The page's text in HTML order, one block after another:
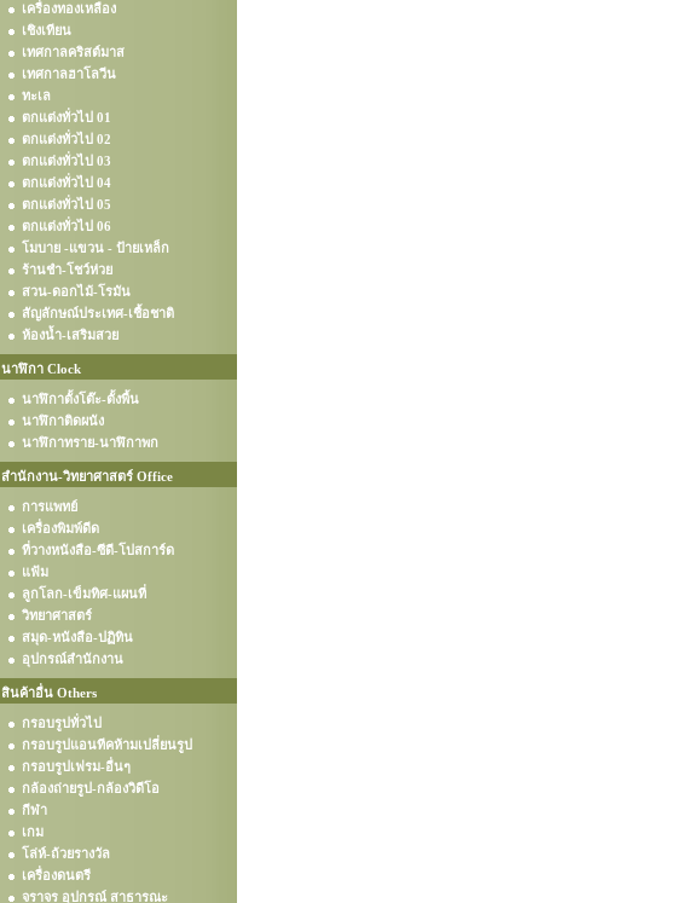
เครื่องทองเหลือง
เชิงเทียน
เทศกาลคริสต์มาส
เทศกาลฮาโลวีน
ทะเล
ตกแต่งทั่วไป 01
ตกแต่งทั่วไป 02
ตกแต่งทั่วไป 03
ตกแต่งทั่วไป 04
ตกแต่งทั่วไป 05
ตกแต่งทั่วไป 06
โมบาย -แขวน - ป้ายเหล็ก
ร้านชำ-โชว์ห่วย
สวน-ดอกไม้-โรมัน
สัญลักษณ์ประเทศ-เชื้อชาติ
ห้องน้ำ-เสริมสวย
นาฬิกา Clock
นาฬิกาตั้งโต๊ะ-ตั้งพื้น
นาฬิกาติดผนัง
นาฬิกาทราย-นาฬิกาพก
สำนักงาน-วิทยาศาสตร์ Office
การแพทย์
เครื่องพิมพ์ดีด
ที่วางหนังสือ-ซีดี-โปสการ์ด
แฟ้ม
ลูกโลก-เข็มทิศ-แผนที่
วิทยาศาสตร์
สมุด-หนังสือ-ปฏิทิน
อุปกรณ์สำนักงาน
สินค้าอื่น Others
กรอบรูปทั่วไป
กรอบรูปแอนทีคห้ามเปลี่ยนรูป
กรอบรูปเฟรม-อื่นๆ
กล้องถ่ายรูป-กล้องวิดีโอ
กีฬา
เกม
โล่ห์-ถ้วยรางวัล
เครื่องดนตรี
จราจร อุปกรณ์ สาธารณะ